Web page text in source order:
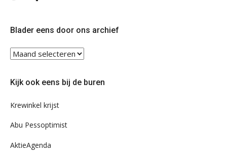
Blader eens door ons archief
Blader
ons
Kijk ook eens bij de buren
Krewinkel krijst
Abu Pessoptimist
AktieAgenda